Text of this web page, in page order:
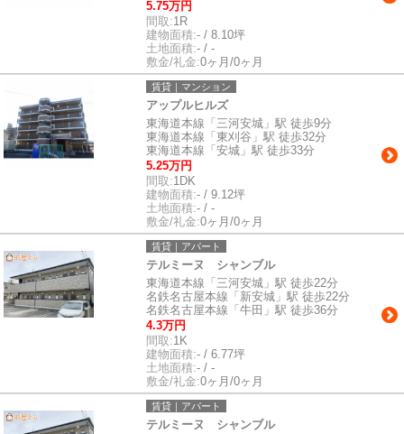
5.75万円
間取:1R
建物面積:- / 8.10坪
土地面積:- / -
敷金/礼金:0ヶ月/0ヶ月
賃貸｜マンション
アップルヒルズ
東海道本線「三河安城」駅 徒歩9分
東海道本線「東刈谷」駅 徒歩32分
東海道本線「安城」駅 徒歩33分
5.25万円
間取:1DK
建物面積:- / 9.12坪
土地面積:- / -
敷金/礼金:0ヶ月/0ヶ月
賃貸｜アパート
テルミーヌ シャンブル
東海道本線「三河安城」駅 徒歩22分
名鉄名古屋本線「新安城」駅 徒歩22分
名鉄名古屋本線「牛田」駅 徒歩36分
4.3万円
間取:1K
建物面積:- / 6.77坪
土地面積:- / -
敷金/礼金:0ヶ月/0ヶ月
賃貸｜アパート
テルミーヌ シャンブル